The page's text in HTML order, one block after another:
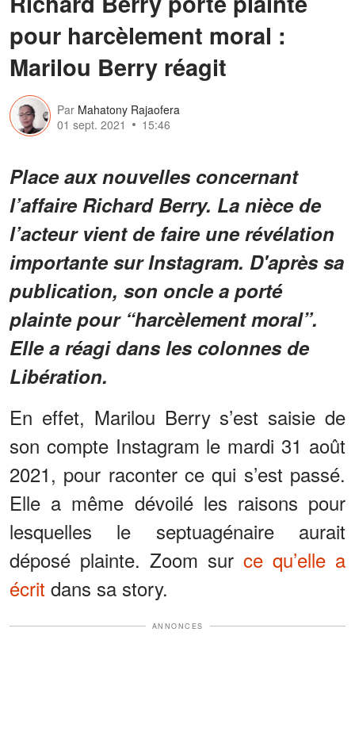
pour harcèlement moral :
Marilou Berry réagit
Par Mahatony Rajaofera
01 sept. 2021
15:46
Place aux nouvelles concernant
l’affaire Richard Berry. La nièce de
l’acteur vient de faire une révélation
importante sur Instagram. D'après sa
publication, son oncle a porté
plainte pour “harcèlement moral”.
Elle a réagi dans les colonnes de
Libération.
En effet, Marilou Berry s’est saisie de
son compte Instagram le mardi 31 août
2021, pour raconter ce qui s’est passé.
Elle a même dévoilé les raisons pour
lesquelles le septuagénaire aurait
déposé plainte. Zoom sur ce qu’elle a
écrit dans sa story.
ANNONCES